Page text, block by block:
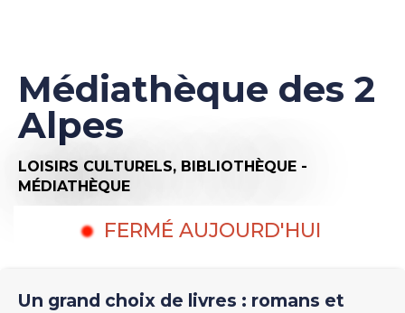
Médiathèque des 2
Alpes
LOISIRS CULTURELS, BIBLIOTHÈQUE -
MÉDIATHÈQUE
FERMÉ AUJOURD'HUI
Un grand choix de livres : romans et